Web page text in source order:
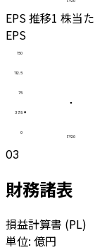
FY20
EPS 推移1 株当
EPS
0
37.5
75
112.5
150
FY20
03
財務諸表
損益計算書 (PL)
単位: 億円